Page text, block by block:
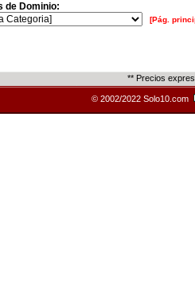
de Dominio:
[Pág.
** Precios
© 2002/2022 Solo10.com